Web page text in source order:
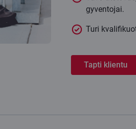
gyventojai.
Turi
Tapti klientu